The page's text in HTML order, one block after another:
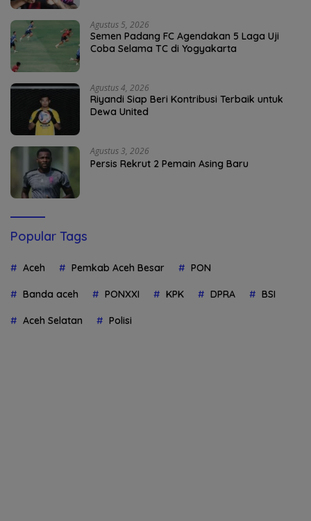
Agustus 5, 2026
Semen Padang FC Agendakan 5 Laga Uji
Coba Selama TC di Yogyakarta
Agustus 4, 2026
Riyandi Siap Beri Kontribusi Terbaik untuk
Dewa United
Agustus 3, 2026
Persis Rekrut 2 Pemain Asing Baru
Popular Tags
Aceh Pemkab Aceh Besar PON
Banda aceh PONXXI KPK DPRA BSI
Aceh Selatan Polisi